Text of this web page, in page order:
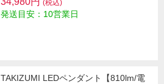
(税込)
発送目安：10営業日
TAKIZUMI LEDペンダント【810lm/電